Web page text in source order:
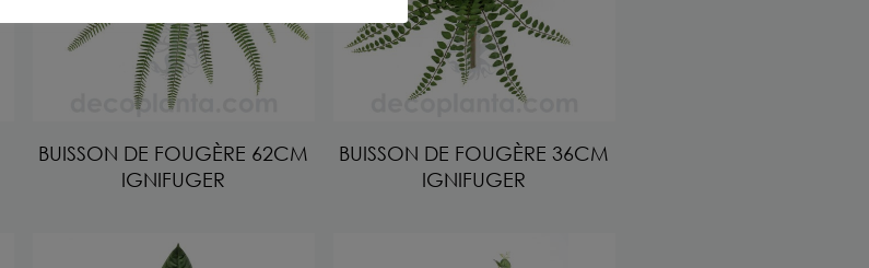
BUISSON DE FOUGÈRE 62CM
IGNIFUGER
BUISSON DE FOUGÈRE 36CM
IGNIFUGER